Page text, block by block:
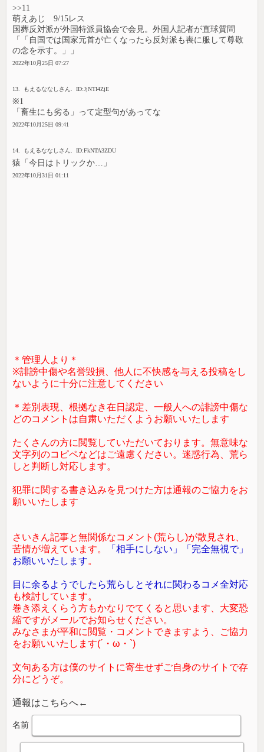
>>11
萌えあじ 9/15レス
国葬反対派が外国特派員協会で会見。外国人記者が直球質問
「「自国では国家元首が亡くなったら反対派も喪に服して尊敬
の念を示す。」」
2022年10月25日 07:27
13. もえるななしさん. ID:JjNTI4ZjE
※1
「畜生にも劣る」って定型句があってな
2022年10月25日 09:41
14. もえるななしさん. ID:FkNTA3ZDU
猿「今日はトリックか…」
2022年10月31日 01:11
＊管理人より＊
※誹謗中傷や名誉毀損、他人に不快感を与える投稿をし
ないように十分に注意してください
＊差別表現、根拠なき在日認定、一般人への誹謗中傷な
どのコメントは自粛いただくようお願いいたします
たくさんの方に閲覧していただいております。無意味な
文字列のコピペなどはご遠慮ください。迷惑行為、荒ら
しと判断し対応します。
犯罪に関する書き込みを見つけた方は通報のご協力をお
願いいたします
さいきん記事と無関係なコメント(荒らし)が散見され、
苦情が増えています。
「相手にしない」「完全無視で」
お願いいたします。
目に余るようでしたら荒らしとそれに関わるコメ全対応
も検討しています。
巻き添えくらう方もかなりでてくると思います、大変恐
縮ですがメールでお知らせください。
みなさまが平和に閲覧・コメントできますよう、ご協力
をお願いいたします(´・ω・`)
文句ある方は僕のサイトに寄生せずご自身のサイトで存
分にどうぞ。
通報はこちらへ←
名前